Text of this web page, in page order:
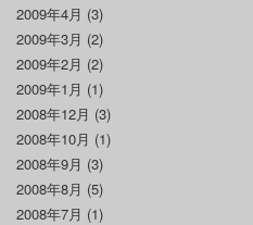
2009年4月 (3)
2009年3月 (2)
2009年2月 (2)
2009年1月 (1)
2008年12月 (3)
2008年10月 (1)
2008年9月 (3)
2008年8月 (5)
2008年7月 (1)